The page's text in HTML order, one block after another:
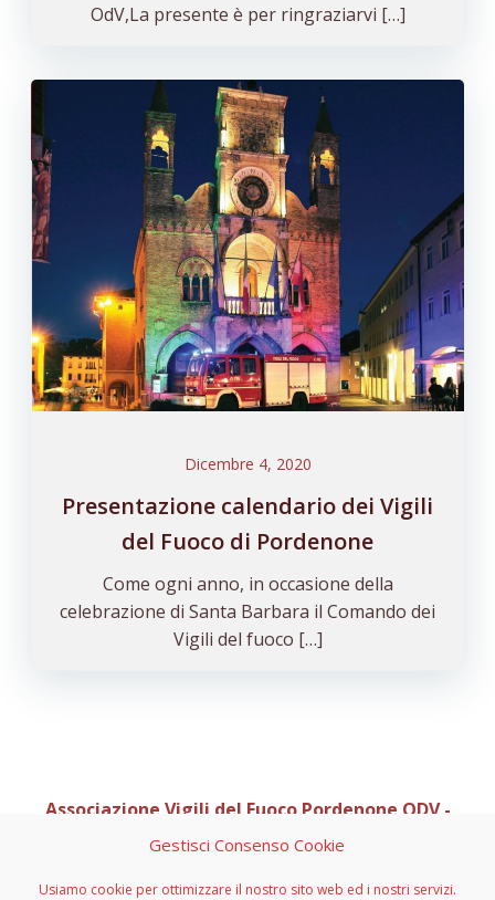
Gestisci Consenso Cookie
Usiamo cookie per ottimizzare il nostro sito web ed i nostri servizi.
OdV,La presente è per ringraziarvi […]
Dicembre 4, 2020
Presentazione calendario dei Vigili
del Fuoco di Pordenone
Come ogni anno, in occasione della
celebrazione di Santa Barbara il Comando dei
Vigili del fuoco […]
Associazione Vigili del Fuoco Pordenone ODV -
Organizzazione di Volontariato
Occidentale 10 - 33081 Aviano (PN)